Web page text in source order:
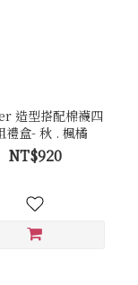
造型搭配棉襪四
禮盒- 秋 . 楓橘
NT$920